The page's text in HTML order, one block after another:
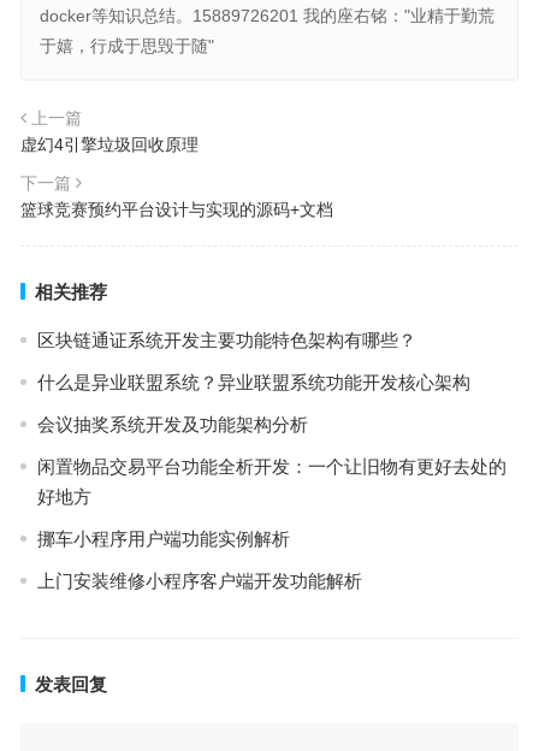
docker等知识总结。15889726201 我的座右铭："业精于勤荒
于嬉，行成于思毁于随"
上一篇
虚幻4引擎垃圾回收原理
下一篇
篮球竞赛预约平台设计与实现的源码+文档
相关推荐
区块链通证系统开发主要功能特色架构有哪些？
什么是异业联盟系统？异业联盟系统功能开发核心架构
会议抽奖系统开发及功能架构分析
闲置物品交易平台功能全析开发：一个让旧物有更好去处的
好地方
挪⻋⼩程序用户端功能实例解析
上门安装维修小程序客户端开发功能解析
发表回复